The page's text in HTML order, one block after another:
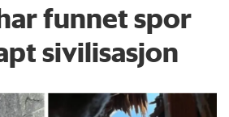
funnet spor
sivilisasjon